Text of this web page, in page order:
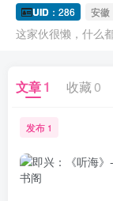
UID ：286 安徽
这家伙很懒，什么
文章1 收藏 0
发布 1